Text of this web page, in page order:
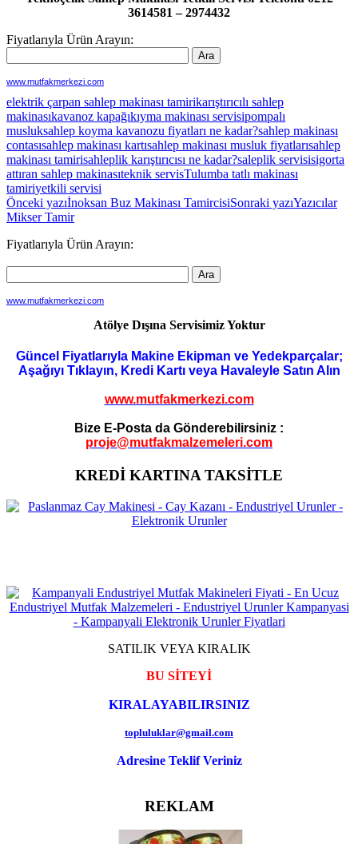
3614581 – 2974432
Fiyatlarıyla Ürün Arayın:
www.mutfakmerkezi.com
elektrik çarpan sahlep makinası tamirikarıştırıcılı sahlep
makinasıkavanoz kapağıkıyma makinası servisipompalı
musluksahlep koyma kavanozu fiyatları ne kadar?sahlep makinası
contasısahlep makinası kartısahlep makinası musluk fiyatlarısahlep
makinası tamirisahleplik karıştırıcısı ne kadar?saleplik servisisigorta
attıran sahlep makinasıteknik servisTulumba tatlı makinası
tamiriyetkili servisi
Yazı
dolaşımı
Önceki yazıİnoksan Buz Makinası TamircisiSonraki yazıYazıcılar
Mikser Tamir
Fiyatlarıyla Ürün Arayın:
www.mutfakmerkezi.com
Atölye Dışına Servisimiz Yoktur
Güncel Fiyatlarıyla Makine Ekipman ve Yedekparçalar;
Aşağıyı Tıklayın, Kredi Kartı veya Havaleyle Satın Alın
www.mutfakmerkezi.com
Bize E-Posta da Gönderebilirsiniz :
proje@mutfakmalzemeleri.com
KREDİ KARTINA TAKSİTLE
SATILIK VEYA KIRALIK
BU SİTEYİ
KIRALAYABILIRSINIZ
topluluklar@gmail.com
Adresine Teklif Veriniz
REKLAM